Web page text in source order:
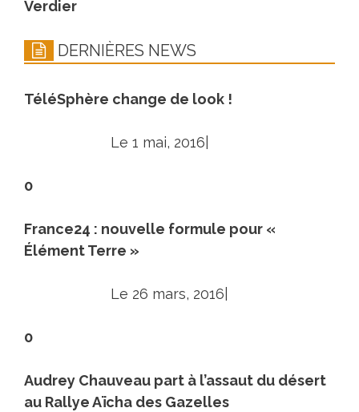
Verdier
DERNIÈRES NEWS
TéléSphère change de look !
Le 1 mai, 2016|
0
France24 : nouvelle formule pour «
Élément Terre »
Le 26 mars, 2016|
0
Audrey Chauveau part à l’assaut du désert
au Rallye Aïcha des Gazelles